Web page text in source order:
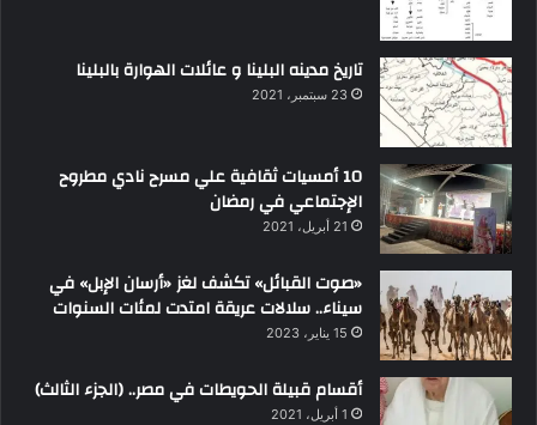
تاريخ مدينه البلينا و عائلات الهوارة بالبلينا
23 سبتمبر، 2021
10 أمسيات ثقافية علي مسرح نادي مطروح
الإجتماعي في رمضان
21 أبريل، 2021
«صوت القبائل» تكشف لغز «أرسان الإبل» في
سيناء.. سلالات عريقة امتدت لمئات السنوات
15 يناير، 2023
أقسام قبيلة الحويطات في مصر.. (الجزء الثالث)
1 أبريل، 2021